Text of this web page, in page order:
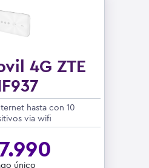
4G ZTE
hasta con 10
via wifi
único